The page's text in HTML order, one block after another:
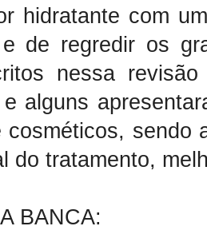
hidratante com
de regredir os
nessa
e alguns
sendo
do tratamento,
BANCA: